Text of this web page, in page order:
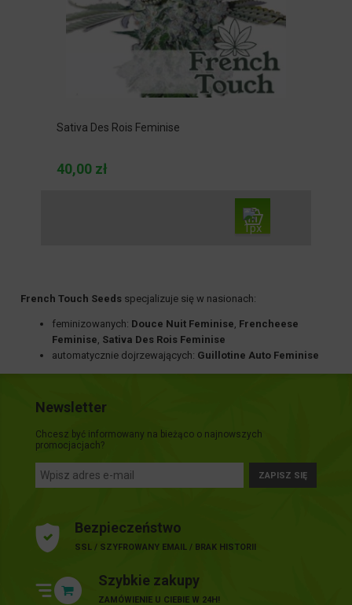
Sativa Des Rois Feminise
40,00 zł
French Touch Seeds specjalizuje się w nasionach:
feminizowanych: Douce Nuit Feminise, Frencheese
Feminise, Sativa Des Rois Feminise
automatycznie dojrzewających: Guillotine Auto Feminise
Newsletter
Chcesz być informowany na bieżąco o najnowszych
promocjacjach?
ZAPISZ SIĘ
Bezpieczeństwo
SSL / SZYFROWANY EMAIL / BRAK HISTORII
Szybkie zakupy
ZAMÓWIENIE U CIEBIE W 24H!